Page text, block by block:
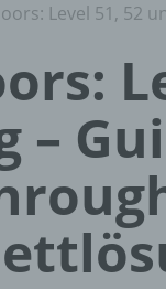
Level 51, 52
–